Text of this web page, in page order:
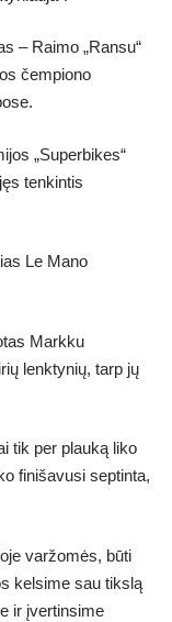
– Raimo „Ransu“
čempiono
„Superbikes“
tenkintis
Le Mano
Markku
lenktynių, tarp jų
tik per plauką liko
finišavusi septinta,
varžomės, būti
kelsime sau tikslą
ir įvertinsime